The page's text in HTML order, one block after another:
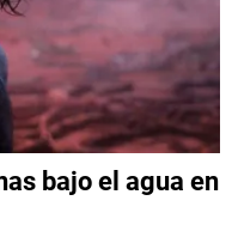
bajo el agua en